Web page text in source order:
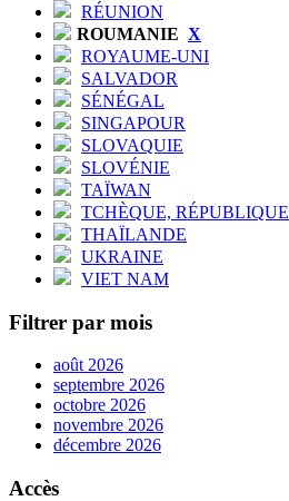
RÉUNION
ROUMANIE X
ROYAUME-UNI
SALVADOR
SÉNÉGAL
SINGAPOUR
SLOVAQUIE
SLOVÉNIE
TAÏWAN
TCHÈQUE, RÉPUBLIQUE
THAÏLANDE
UKRAINE
VIET NAM
Filtrer par mois
août 2026
septembre 2026
octobre 2026
novembre 2026
décembre 2026
Accès